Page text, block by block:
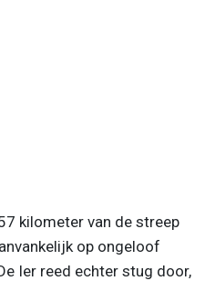
kilometer van de streep
op ongeloof
Ier reed echter stug door,